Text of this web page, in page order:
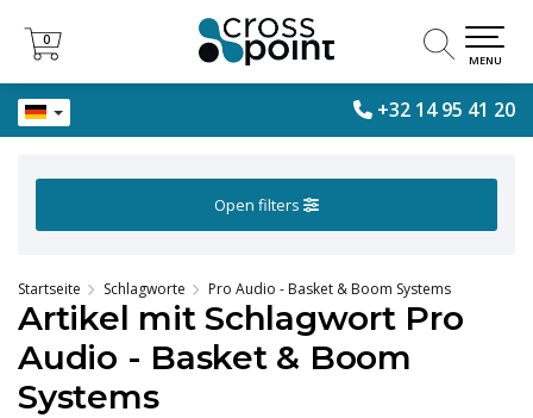
+32 14 95 41 20
0
0
MENU
Open filters
Startseite Schlagworte Pro Audio - Basket & Boom Systems
Artikel mit Schlagwort Pro
Audio - Basket & Boom
Systems